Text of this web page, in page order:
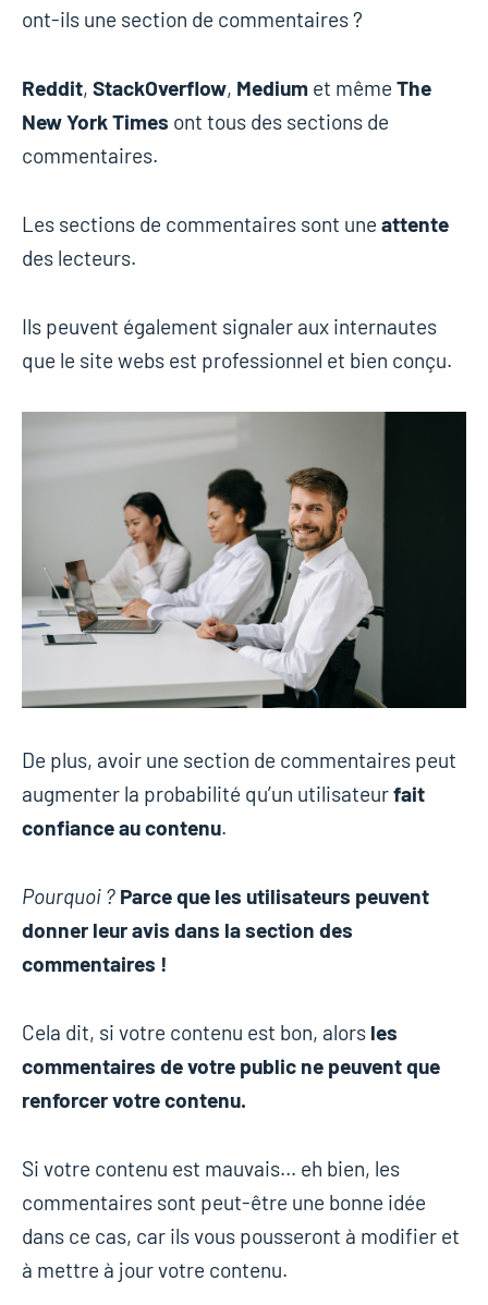
ont-ils une section de commentaires ?
Reddit, StackOverflow, Medium et même The
New York Times ont tous des sections de
commentaires.
Les sections de commentaires sont une attente
des lecteurs.
Ils peuvent également signaler aux internautes
que le site webs est professionnel et bien conçu.
De plus, avoir une section de commentaires peut
augmenter la probabilité qu’un utilisateurfait
confiance au contenu.
Pourquoi ? Parce que les utilisateurs peuvent
donner leur avis dans la section des
commentaires !
Cela dit, si votre contenu est bon, alors les
commentaires de votre public ne peuvent que
renforcer votre contenu.
Si votre contenu est mauvais… eh bien, les
commentaires sont peut-être une bonne idée
dans ce cas, car ils vous pousseront à modifier et
à mettre à jour votre contenu.